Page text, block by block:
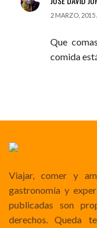
2 MARZO, 2015
Que
comida
Viajar, comer y
gastronomía y
publicadas son
derechos. Queda